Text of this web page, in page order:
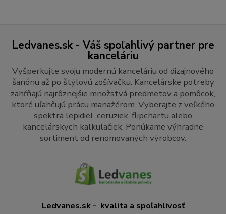
Ledvanes.sk - Váš spoľahlivý partner pre
kanceláriu
Vyšperkujte svoju modernú kanceláriu od dizajnového
šanónu až po štýlovú zošívačku. Kancelárske potreby
zahŕňajú najrôznejšie množstvá predmetov a pomôcok,
ktoré uľahčujú prácu manažérom. Vyberajte z veľkého
spektra lepidiel, ceruziek, flipchartu alebo
kancelárskych kalkulačiek. Ponúkame výhradne
sortiment od renomovaných výrobcov.
Ledvanes.sk - kvalita a spoľahlivosť